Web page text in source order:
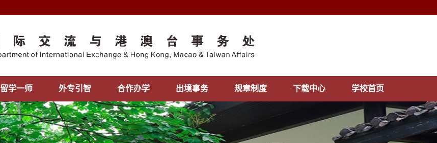
留学一师 外专引智 合作办学 出境事务 规章制度 下载中心 学校首页